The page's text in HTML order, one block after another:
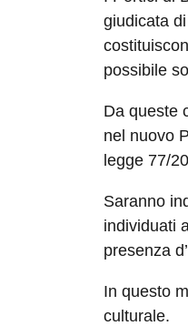
giudicata
possibile
Da queste
nel nuovo
legge 77/
Saranno
individuati
presenza
In questo
culturale.